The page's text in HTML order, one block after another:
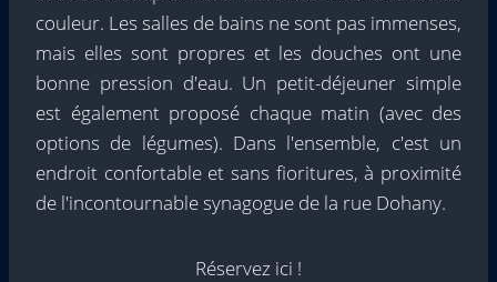
couleur. Les salles de bains ne sont pas immenses,
mais elles sont propres et les douches ont une
bonne pression d'eau. Un petit-déjeuner simple
est également proposé chaque matin (avec des
options de légumes). Dans l'ensemble, c'est un
endroit confortable et sans fioritures, à proximité
de l'incontournable synagogue de la rue Dohany.
Réservez ici !